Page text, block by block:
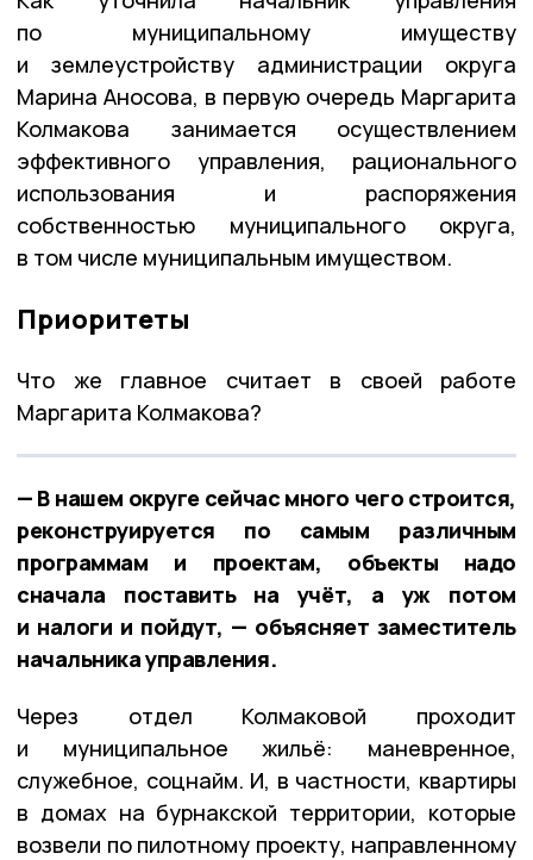
по муниципальному имуществу
и землеустройству администрации округа
Марина Аносова, в первую очередь Маргарита
Колмакова занимается осуществлением
эффективного управления, рационального
использования и распоряжения
собственностью муниципального округа,
в том числе муниципальным имуществом.
Приоритеты
Что же главное считает в своей работе
Маргарита Колмакова?
— В нашем округе сейчас много чего строится,
реконструируется по самым различным
программам и проектам, объекты надо
сначала поставить на учёт, а уж потом
и налоги и пойдут, — объясняет заместитель
начальника управления.
Через отдел Колмаковой проходит
и муниципальное жильё: маневренное,
служебное, соцнайм. И, в частности, квартиры
в домах на бурнакской территории, которые
возвели по пилотному проекту, направленному